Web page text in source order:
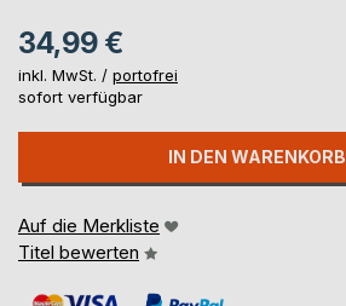
34,99 €
inkl. MwSt. / portofrei
sofort verfügbar
IN DEN WARENKORB
Auf die Merkliste
Titel bewerten